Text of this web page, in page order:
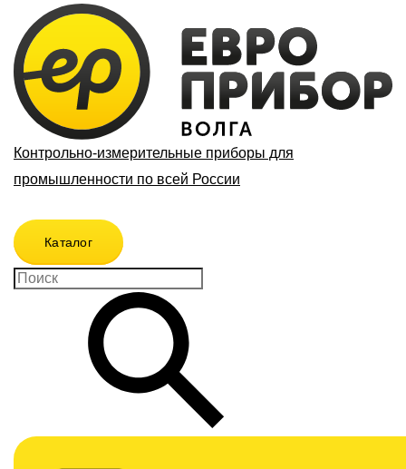
Контрольно-измерительные приборы для
промышленности по всей России
Каталог